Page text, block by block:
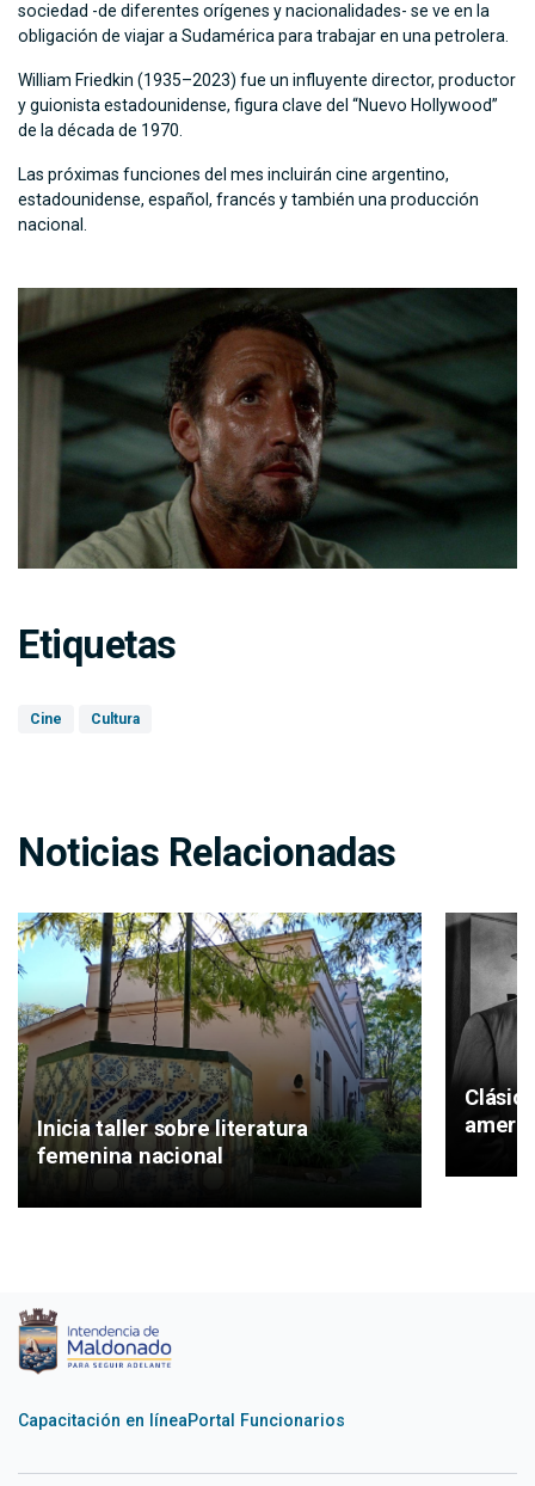
sociedad -de diferentes orígenes y nacionalidades- se ve en la
obligación de viajar a Sudamérica para trabajar en una petrolera.
William Friedkin (1935–2023) fue un influyente director, productor
y guionista estadounidense, figura clave del “Nuevo Hollywood”
de la década de 1970.
Las próximas funciones del mes incluirán cine argentino,
estadounidense, español, francés y también una producción
nacional.
Etiquetas
Cine Cultura
Noticias Relacionadas
Inicia taller sobre literatura
femenina nacional
Capacitación en líneaPortal Funcionarios